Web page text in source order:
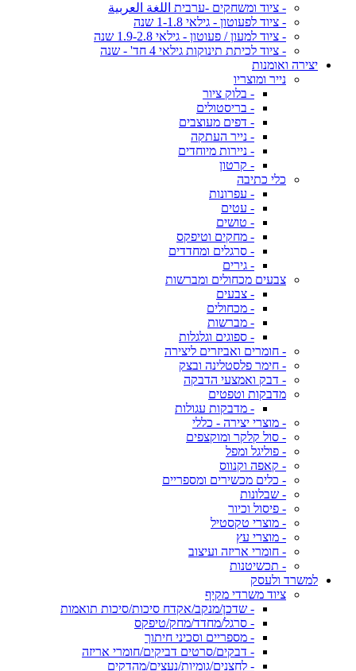
- ציוד ומשחקים -ערבית اللغة العربية
- ציוד לפעוטון - גילאי 1-1.8 שנה
- ציוד למעון / פעוטון - גילאי 1.9-2.8 שנה
- ציוד לכיתת תינוקות גילאי 4 חד' - שנה
יצירה ואומנות
נייר ומוצריו
- בלוק ציור
- בריסטולים
- דפים מעוצבים
- נייר העתקה
- ניירות מיוחדים
- קרטון
כלי כתיבה
- עפרונות
- עטים
- טושים
- מחקים וטיפקס
- סרגלים ומחדדים
- גירים
צבעים מכחולים ומברשות
- צבעים
- מכחולים
- מברשות
- ספוגים וגלגלות
- חומרים ואביזרים ליצירה
- חימר פלסטלינה ובצק
- דבק ואמצעי הדבקה
מדבקות וטפטים
- מדבקות עגולות
- מוצרי יצירה - כללי
- סול קלקר ומוקצפים
- פוליגל ומפל
- קאפה וקנווס
- כלים מכשירים ומספריים
- שבלונות
- פיסול וכיור
- מוצרי טקסטיל
- מוצרי עץ
- חומרי אריזה ועיצוב
- תכשיטנות
למשרד ולעסק
ציוד משרדי מקיף
- שדכן/מנקב/אקדח סיכות/סיכות תואמות
- סרגל/מחדד/מחק/טיפקס
- מספריים וסכיני חיתוך
- דבקים/סרטים דביקים/חומרי אריזה
- לחצנים/גומיות/נעצים/מהדקים